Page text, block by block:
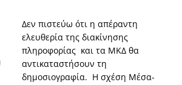
Δεν πιστεύω ότι η απέραντη
ελευθερία της διακίνησης
πληροφορίας και τα ΜΚΔ θα
αντικαταστήσουν τη
δημοσιογραφία. Η σχέση Μέσα-